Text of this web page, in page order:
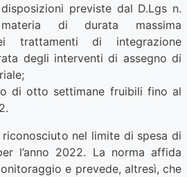
previste dal D.Lgs n.
di durata massima
trattamenti di integrazione
degli interventi di assegno di
di otto settimane fruibili fino al
nel limite di spesa di
l’anno 2022. La norma affida
e prevede, altresì, che